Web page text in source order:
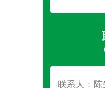
联系人：陈